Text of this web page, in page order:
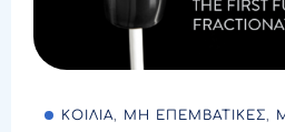
ΚΟΙΛΙΑ ΜΗ ΕΠΕΜΒΑΤΙΚΕΣ